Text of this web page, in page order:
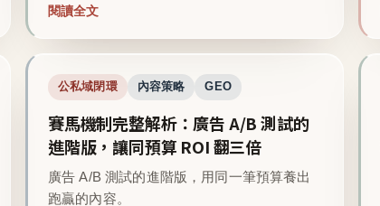
閱讀全文
公私域閉環 內容策略 GEO
賽馬機制完整解析：廣告 A/B 測試的
進階版，讓同預算 ROI 翻三倍
廣告 A/B 測試的進階版，用同一筆預算養出
跑贏的內容。